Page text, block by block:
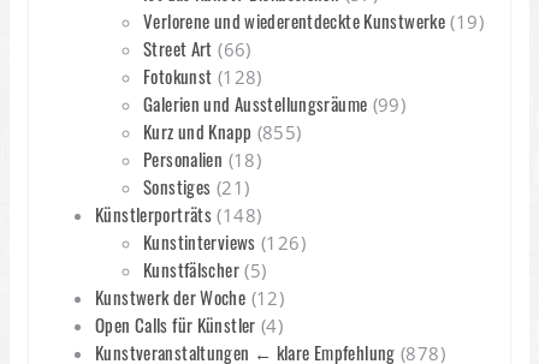
Verlorene und wiederentdeckte Kunstwerke (19)
Street Art (66)
Fotokunst (128)
Galerien und Ausstellungsräume (99)
Kurz und Knapp (855)
Personalien (18)
Sonstiges (21)
Künstlerporträts (148)
Kunstinterviews (126)
Kunstfälscher(5)
Kunstwerk der Woche (12)
Open Calls für Künstler (4)
Kunstveranstaltungen ← klare Empfehlung (878)